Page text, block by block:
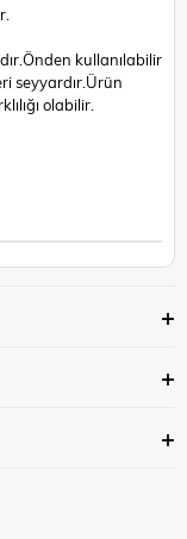
kullanılabilir
seyyardır. Ürün
olabilir.